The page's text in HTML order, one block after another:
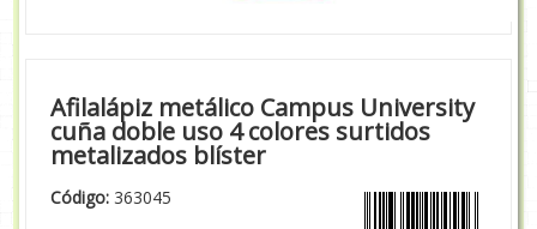
Afilalápiz metálico Campus University
cuña doble uso 4 colores surtidos
metalizados blíster
Código: 363045